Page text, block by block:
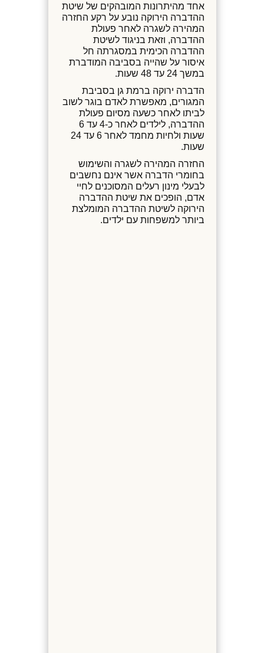
אחד מהיתרונות המובהקים של שיטת
ההדברה הירוקה נובע על רקע החזרה
המהירה לשגרה לאחר פעולת
ההדברה, וזאת בניגוד לשיטת
ההדברה הכימית במסגרתה חל
איסור על שהייה בסביבה המודברת
במשך 24 עד 48 שעות.
הדברה ירוקה ברמת גן בסביבת
המגורים, מאפשרת לאדם בוגר לשוב
לביתו לאחר כשעה מסיום פעולת
ההדברה, לילדים לאחר כ-4 עד 6
שעות ולחיות מחמד לאחר 6 עד 24
שעות.
החזרה המהירה לשגרה והשימוש
בחומרי הדברה אשר אינם נחשבים
לבעלי מינון רעלים המסוכנים לחיי
אדם, הופכים את שיטת ההדברה
הירוקה לשיטת ההדברה המומלצת
ביותר למשפחות עם ילדים.